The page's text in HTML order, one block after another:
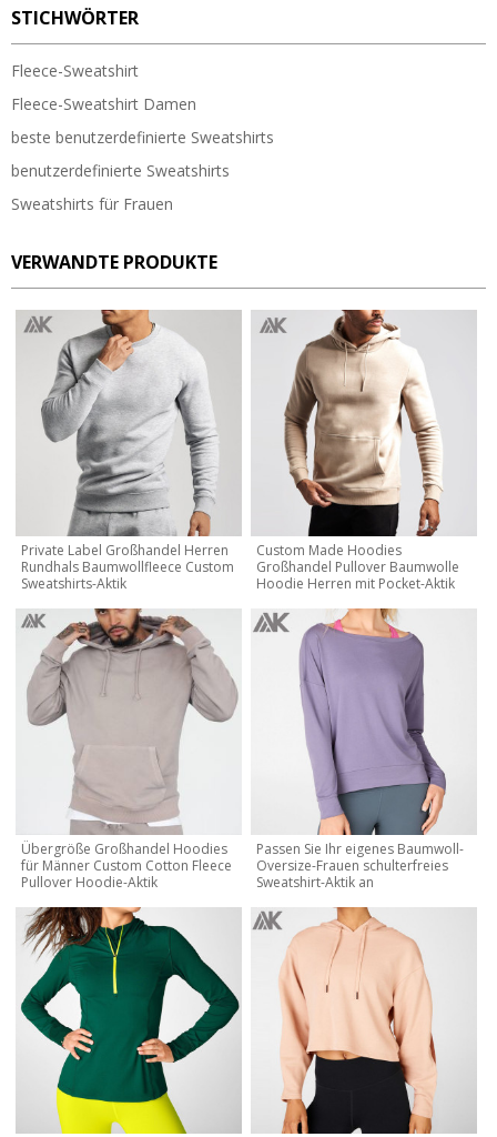
STICHWÖRTER
Fleece-Sweatshirt
Fleece-Sweatshirt Damen
beste benutzerdefinierte Sweatshirts
benutzerdefinierte Sweatshirts
Sweatshirts für Frauen
VERWANDTE PRODUKTE
Private Label Großhandel Herren
Rundhals Baumwollfleece Custom
Sweatshirts-Aktik
Custom Made Hoodies
Großhandel Pullover Baumwolle
Hoodie Herren mit Pocket-Aktik
Übergröße Großhandel Hoodies
für Männer Custom Cotton Fleece
Pullover Hoodie-Aktik
Passen Sie Ihr eigenes Baumwoll-
Oversize-Frauen schulterfreies
Sweatshirt-Aktik an